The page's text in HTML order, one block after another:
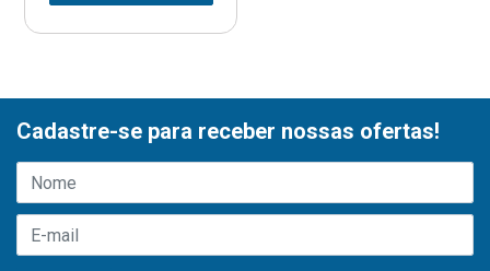
Cadastre-se para receber nossas ofertas!